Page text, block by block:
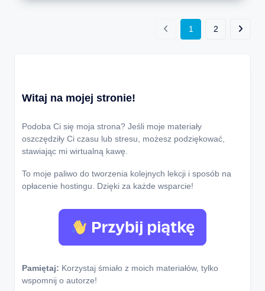
1 2
Witaj na mojej stronie!
Podoba Ci się moja strona? Jeśli moje materiały
oszczędziły Ci czasu lub stresu, możesz podziękować,
stawiając mi wirtualną kawę.
To moje paliwo do tworzenia kolejnych lekcji i sposób na
opłacenie hostingu. Dzięki za każde wsparcie!
Pamiętaj: Korzystaj śmiało z moich materiałów, tylko
wspomnij o autorze!